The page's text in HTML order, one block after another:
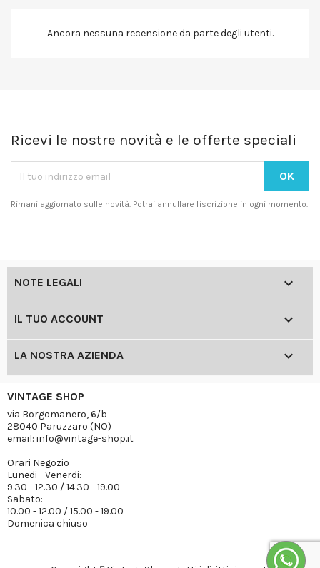
Ancora nessuna recensione da parte degli utenti.
Ricevi le nostre novità e le offerte speciali
Rimani aggiornato sulle novità. Potrai annullare l'iscrizione in ogni momento.
NOTE LEGALI 
IL TUO ACCOUNT 
LA NOSTRA AZIENDA 
VINTAGE SHOP
via Borgomanero, 6/b
28040 Paruzzaro (NO)
email: info@vintage-shop.it
Orari Negozio
Lunedi - Venerdi:
9.30 - 12.30 / 14.30 - 19.00
Sabato:
10.00 - 12.00 / 15.00 - 19.00
Domenica chiuso